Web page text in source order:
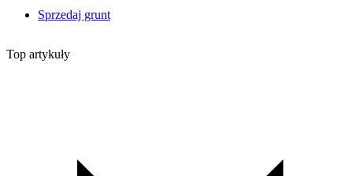
Sprzedaj grunt
Top artykuły